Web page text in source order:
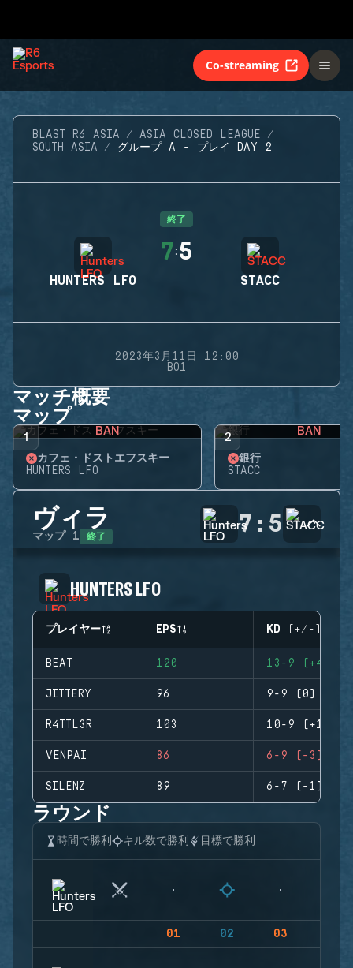
Co-streaming
BLAST R6 ASIA
ASIA CLOSED LEAGUE
SOUTH ASIA
グループ A - プレイ DAY 2
終了
HUNTERS LFO
7:5
STACC
2023年3月11日 12:00
BO1
マッチ概要
マップ
1 BAN
カフェ・ドストエフスキー
HUNTERS LFO
2 BAN
銀行
STACC
ヴィラ
マップ 1 終了 7 : 5
HUNTERS LFO
プレイヤー EPS KD (+/-)
BEAT 120 13-9 (+4)
JITTERY 96 9-9 (0)
R4TTL3R 103 10-9 (+1)
VENPAI 86 6-9 (-3)
SILENZ 89 6-7 (-1)
ラウンド
時間で勝利 キル数で勝利 目標で勝利
01 02 03